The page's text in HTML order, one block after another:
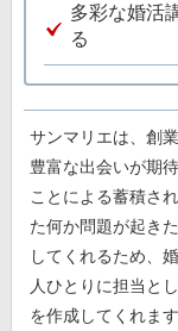
多彩な婚活
る
サンマリエは、創
豊富な出会いが期
ことによる蓄積さ
た何か問題が起き
してくれるため、
人ひとりに担当と
を作成してくれま